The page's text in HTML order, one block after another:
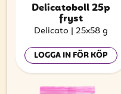
Delicatoboll 25p
fryst
Delicato | 25x58 g
LOGGA IN FÖR KÖP